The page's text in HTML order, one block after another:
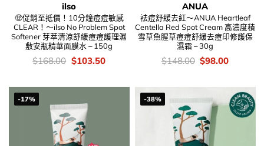
ilso
🤑促銷至抵價！10分鐘痘痘敏感
CLEAR！～ilso No Problem Spot
Softener 芽萃清涼舒緩痘痘護理濕
敷安瓶精華面膜水 – 150g
價
錢：
$168.00 Original
price
$168.00.
$103.50Current
$103.50.
ANUA
袪痘舒緩去紅～ANUA Heartleaf
Centella Red Spot Cream 高濃度積
雪草魚腥草痘痘舒緩去痘印修護保
濕霜 – 30g
價
錢：
$148.00 Original
price
$148.00.
$98.00Current
$98.00.
-17% -38%